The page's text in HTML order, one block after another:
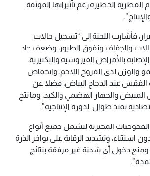
الخطيرة رغم تأثيراتها الموثقة
فأشارت اللجنة إلى “تسجيل حالات
والجفاف ونفوق الطيور، وضعف حاد
بالأمراض الفيروسية والبكتيرية،
والوزن لدى الفروج اللاحم، وانخفاض
الفقس عند الدجاج البياض، فضلا عن
المبيض والجهاز الهضمي والكبد، وما نتج
تمتد طوال الدورة الإنتاجية”.
المخبرية لتشمل جميع أنواع
استثناء، وتشديد الرقابة على بواخر الذرة
ومنع دخول أي شحنة غير مرفقة بنتائج